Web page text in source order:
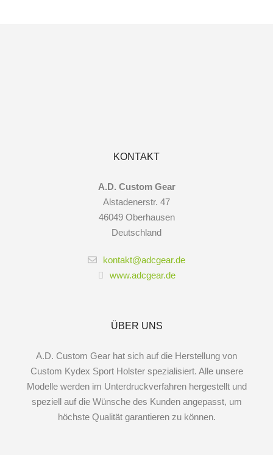
KONTAKT
A.D. Custom Gear
Alstadenerstr. 47
46049 Oberhausen
Deutschland
kontakt@adcgear.de
www.adcgear.de
ÜBER UNS
A.D. Custom Gear hat sich auf die Herstellung von
Custom Kydex Sport Holster spezialisiert. Alle unsere
Modelle werden im Unterdruckverfahren hergestellt und
speziell auf die Wünsche des Kunden angepasst, um
höchste Qualität garantieren zu können.